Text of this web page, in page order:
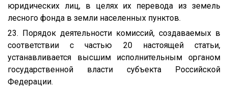
юридических лиц, в целях их перевода из земель
лесного фонда в земли населенных пунктов.
23. Порядок деятельности комиссий, создаваемых в
соответствии с частью 20 настоящей статьи,
устанавливается высшим исполнительным органом
государственной власти субъекта Российской
Федерации.